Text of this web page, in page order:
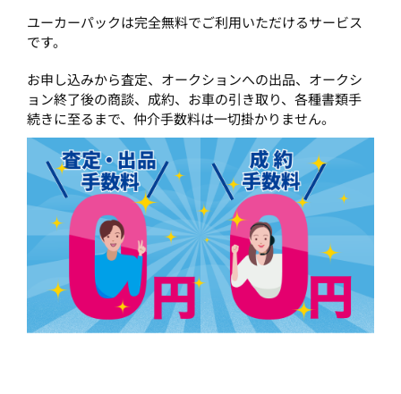
ユーカーパックは完全無料でご利用いただけるサービス
です。
お申し込みから査定、オークションへの出品、オークシ
ョン終了後の商談、成約、お車の引き取り、各種書類手
続きに至るまで、仲介手数料は一切掛かりません。